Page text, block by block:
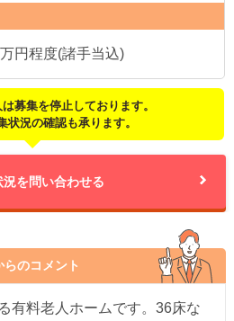
円程度(諸手当込)
募集を停止しております。
状況の確認も承ります。
を問い合わせる
のコメント
有料老人ホームです。36床な